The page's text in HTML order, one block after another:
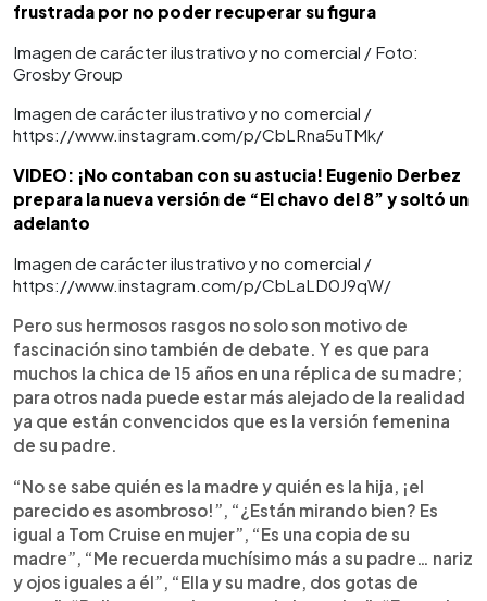
frustrada por no poder recuperar su figura
Imagen de carácter ilustrativo y no comercial / Foto:
Grosby Group
Imagen de carácter ilustrativo y no comercial /
https://www.instagram.com/p/CbLRna5uTMk/
VIDEO: ¡No contaban con su astucia! Eugenio Derbez
prepara la nueva versión de “El chavo del 8” y soltó un
adelanto
Imagen de carácter ilustrativo y no comercial /
https://www.instagram.com/p/CbLaLD0J9qW/
Pero sus hermosos rasgos no solo son motivo de
fascinación sino también de debate. Y es que para
muchos la chica de 15 años en una réplica de su madre;
para otros nada puede estar más alejado de la realidad
ya que están convencidos que es la versión femenina
de su padre.
“No se sabe quién es la madre y quién es la hija, ¡el
parecido es asombroso!”, “¿Están mirando bien? Es
igual a Tom Cruise en mujer”, “Es una copia de su
madre”, “Me recuerda muchísimo más a su padre… nariz
y ojos iguales a él”, “Ella y su madre, dos gotas de